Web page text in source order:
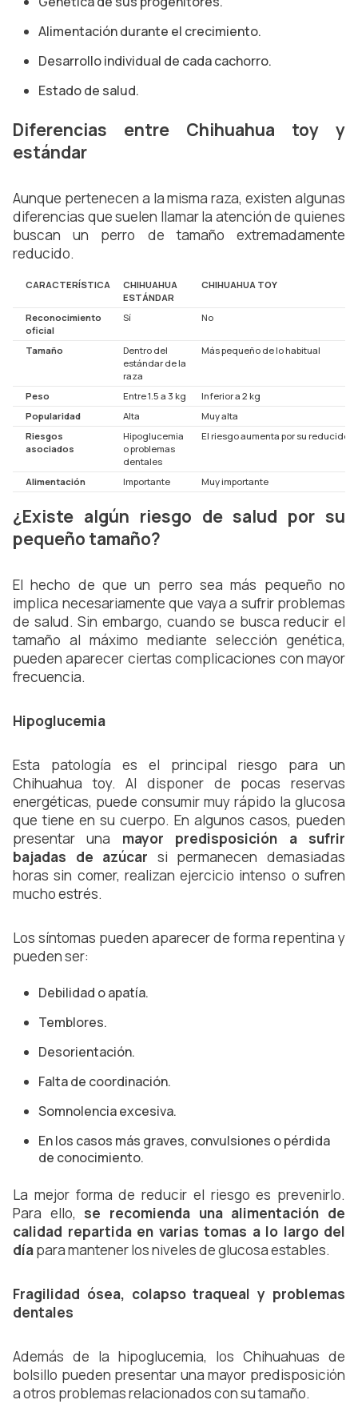
Alimentación durante el crecimiento.
Desarrollo individual de cada cachorro.
Estado de salud.
Diferencias entre Chihuahua toy y
estándar
Aunque pertenecen a la misma raza, existen algunas
diferencias que suelen llamar la atención de quienes
buscan un perro de tamaño extremadamente
reducido.
CARACTERÍSTICA
CHIHUAHUA
ESTÁNDAR
CHIHUAHUA TOY
Reconocimiento
oficial
Sí No
Tamaño
Dentro del
estándar de la
raza
Más pequeño de lo habitual
Peso Entre 1.5 a 3 kg
Inferior a 2 kg
Popularidad
Alta
Muy alta
Riesgos
asociados
Hipoglucemia
o problemas
dentales
El riesgo aumenta por su reducido
Alimentación Importante Muy importante
¿Existe algún riesgo de salud por su
pequeño tamaño?
El hecho de que un perro sea más pequeño no
implica necesariamente que vaya a sufrir problemas
de salud. Sin embargo, cuando se busca reducir el
tamaño al máximo mediante selección genética,
pueden aparecer ciertas complicaciones con mayor
frecuencia.
Hipoglucemia
Esta patología es el principal riesgo para un
Chihuahua toy. Al disponer de pocas reservas
energéticas, puede consumir muy rápido la glucosa
que tiene en su cuerpo. En algunos casos, pueden
presentar una mayor predisposición a sufrir
bajadas de azúcar si permanecen demasiadas
horas sin comer, realizan ejercicio intenso o sufren
mucho estrés.
Los síntomas pueden aparecer de forma repentina y
pueden ser:
Debilidad o apatía.
Temblores.
Desorientación.
Falta de coordinación.
Somnolencia excesiva.
En los casos más graves, convulsiones o pérdida
de conocimiento.
La mejor forma de reducir el riesgo es prevenirlo.
Para ello, se recomienda una alimentación de
calidad repartida en varias tomas a lo largo del
díapara mantener los niveles de glucosa estables.
Fragilidad ósea, colapso traqueal y problemas
dentales
Además de la hipoglucemia, los Chihuahuas de
bolsillo pueden presentar una mayor predisposición
a otros problemas relacionados con su tamaño.